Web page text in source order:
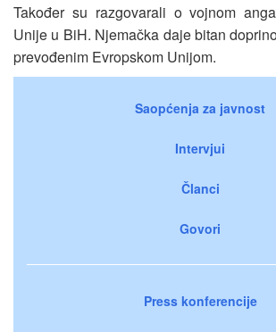
Također su razgovarali o vojnom
Unije u BiH. Njemačka daje bitan
prevođenim Evropskom Unijom.
Saopćenja za javnost
Intervjui
Članci
Govori
Press konferencije